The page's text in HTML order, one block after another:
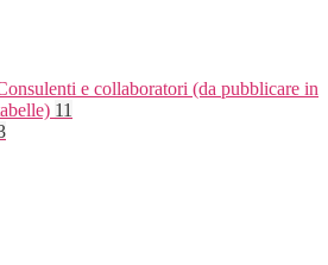
e collaboratori (da pubblicare in
11